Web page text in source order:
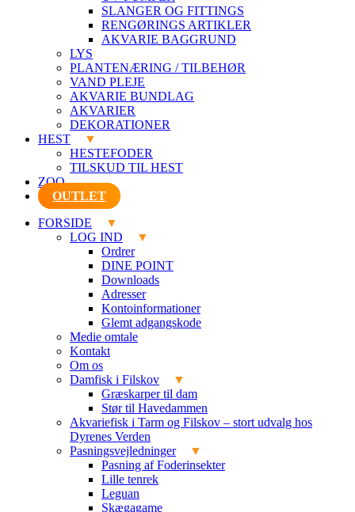
SLANGER OG FITTINGS
RENGØRINGS ARTIKLER
AKVARIE BAGGRUND
LYS
PLANTENÆRING / TILBEHØR
VAND PLEJE
AKVARIE BUNDLAG
AKVARIER
DEKORATIONER
HEST
HESTEFODER
TILSKUD TIL HEST
ZOO
OUTLET
FORSIDE
LOG IND
Ordrer
DINE POINT
Downloads
Adresser
Kontoinformationer
Glemt adgangskode
Medie omtale
Kontakt
Om os
Damfisk i Filskov
Græskarper til dam
Stør til Havedammen
Akvariefisk i Tarm og Filskov – stort udvalg hos
Dyrenes Verden
Pasningsvejledninger
Pasning af Foderinsekter
Lille tenrek
Leguan
Skægagame